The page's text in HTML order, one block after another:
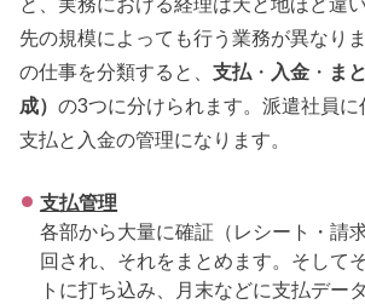
先の規模によっても行う業務が異なり
の仕事を分類すると、支払 ・ 入金 ・ ま
成）の3つに分けられます。派遣社員
支払と入金の管理になります。
支払管理
各部から大量に確証（レシート・請
回され、それをまとめます。そして
トに打ち込み、月末などに支払デー